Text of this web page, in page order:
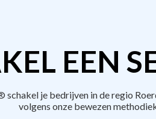
EEN
je bedrijven in de regio
volgens onze bewezen